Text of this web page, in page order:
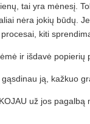
tai yra mėnesį.
nėra jokių būdų.
kiti
ir išdavė popierių
ją, kažkuo
už jos